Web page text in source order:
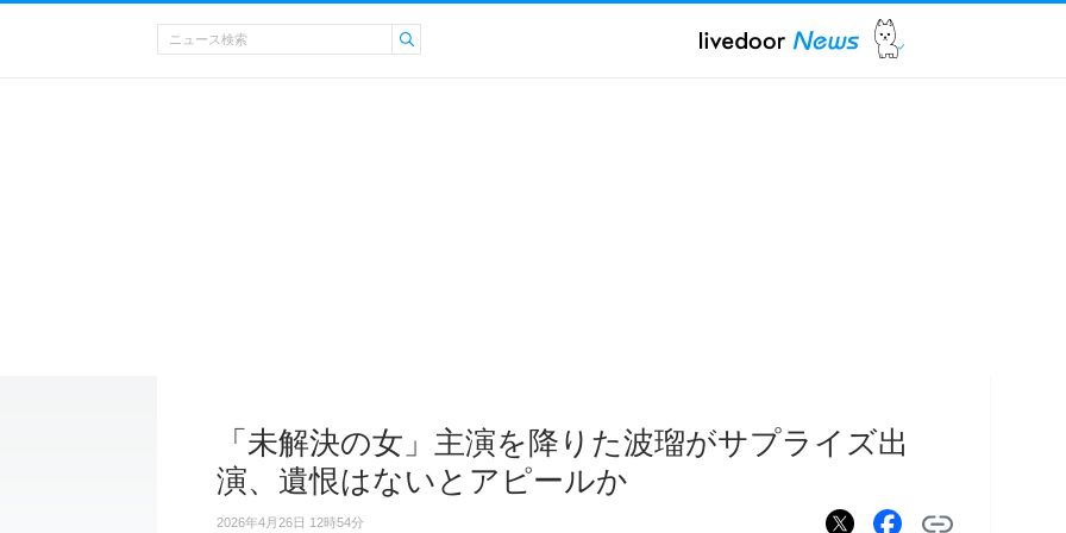
「未解決の女」主演を降りた波瑠がサプライズ出
演、遺恨はないとアピールか
2026年4月26日 12時54分